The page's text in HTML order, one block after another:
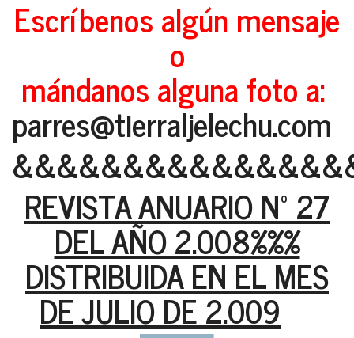
Escríbenos algún mensaje
o
mándanos alguna foto a:
parres@tierraljelechu.com
REVISTA ANUARIO Nº 27
DEL AÑO 2.008%%%
DISTRIBUIDA EN EL MES
DE JULIO DE 2.009